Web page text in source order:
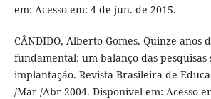
em: Acesso em: 4 de jun. de 2015.
CÂNDIDO, Alberto Gomes. Quinze anos
fundamental: um balanço das pesquisas
implantação. Revista Brasileira de
/Mar /Abr 2004. Disponível em: Acesso